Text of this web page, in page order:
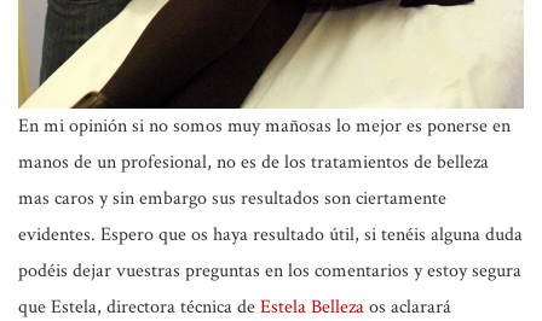
En mi opinión si no somos muy mañosas lo mejor es ponerse en
manos de un profesional, no es de los tratamientos de belleza
mas caros y sin embargo sus resultados son ciertamente
evidentes. Espero que os haya resultado útil, si tenéis alguna duda
podéis dejar vuestras preguntas en los comentarios y estoy segura
que Estela, directora técnica deEstela Bellezaos aclarará